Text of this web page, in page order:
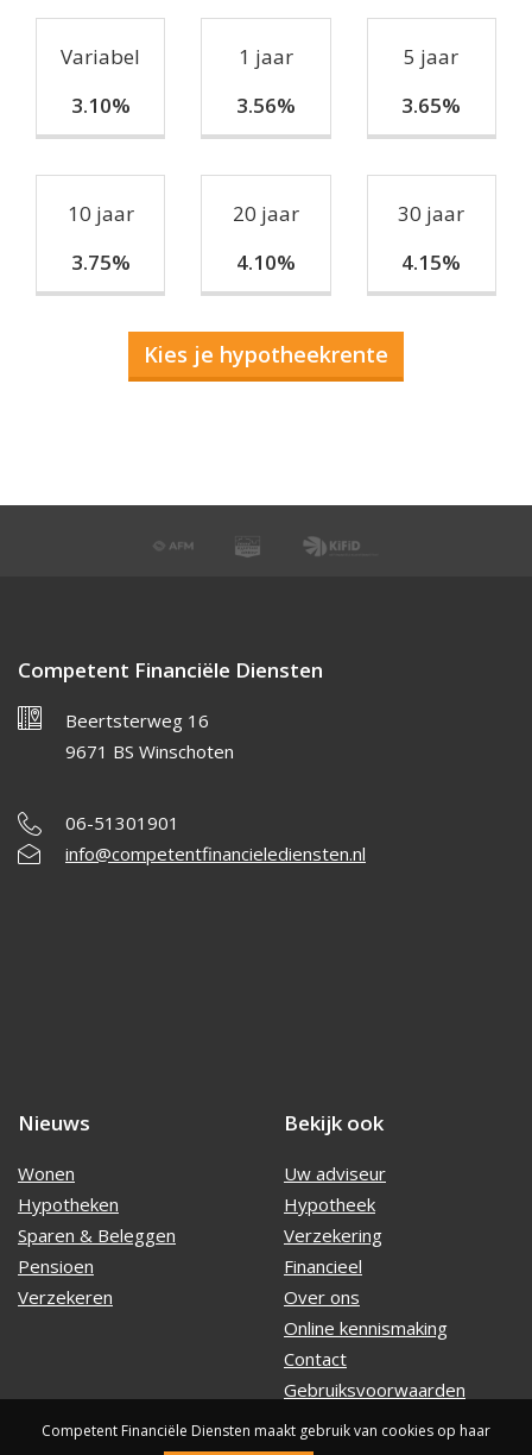
Variabel
3.10%
1 jaar
3.56%
5 jaar
3.65%
10 jaar
3.75%
20 jaar
4.10%
30 jaar
4.15%
Kies je hypotheekrente
Competent Financiële Diensten
Beertsterweg 16
9671 BS Winschoten
06-51301901
info@competentfinancielediensten.nl
Nieuws
Wonen
Hypotheken
Sparen & Beleggen
Pensioen
Verzekeren
Bekijk ook
Uw adviseur
Hypotheek
Verzekering
Financieel
Over ons
Online kennismaking
Contact
Gebruiksvoorwaarden
Competent Financiële Diensten maakt gebruik van cookies op haar